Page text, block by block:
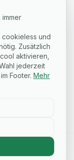
und
per Link in
cookieless und
Zusätzlich
aktivieren,
jederzeit
Footer. Mehr